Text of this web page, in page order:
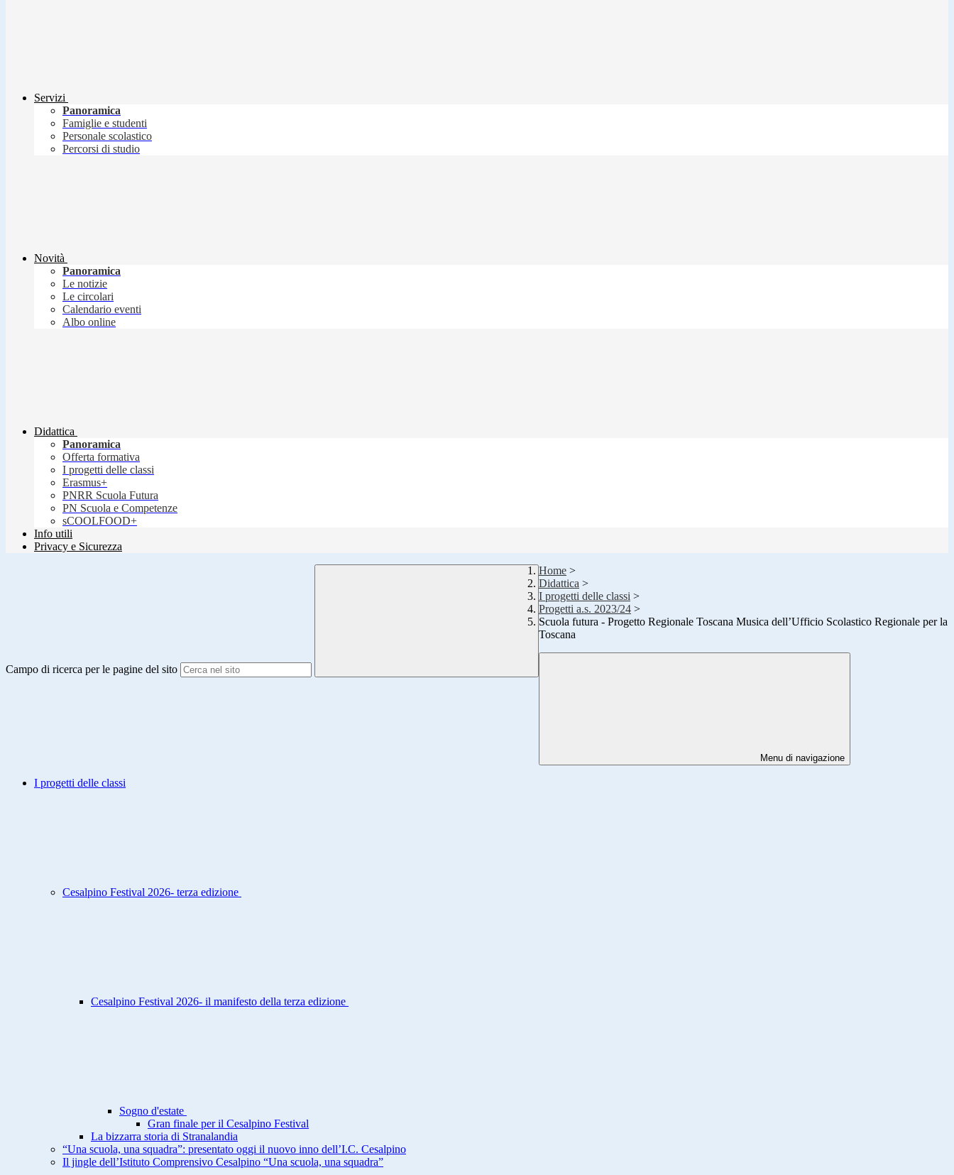
Servizi
Panoramica
Famiglie e studenti
Personale scolastico
Percorsi di studio
Novità
Panoramica
Le notizie
Le circolari
Calendario eventi
Albo online
Didattica
Panoramica
Offerta formativa
I progetti delle classi
Erasmus+
PNRR Scuola Futura
PN Scuola e Competenze
sCOOLFOOD+
Info utili
Privacy e Sicurezza
Campo di ricerca per le pagine del sito
Home >
Didattica >
I progetti delle classi >
Progetti a.s. 2023/24 >
Scuola futura - Progetto Regionale Toscana Musica dell’Ufficio Scolastico Regionale per la
Toscana
Menu di navigazione
I progetti delle classi
Cesalpino Festival 2026- terza edizione
Cesalpino Festival 2026- il manifesto della terza edizione
Sogno d'estate
Gran finale per il Cesalpino Festival
La bizzarra storia di Stranalandia
“Una scuola, una squadra”: presentato oggi il nuovo inno dell’I.C. Cesalpino
Il jingle dell’Istituto Comprensivo Cesalpino “Una scuola, una squadra”